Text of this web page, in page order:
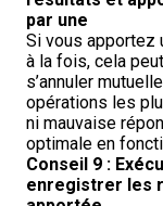
par une
Si vous apportez
à la fois, cela
s’annuler
opérations les
ni mauvaise
optimale en
Conseil 9 :
enregistrer les